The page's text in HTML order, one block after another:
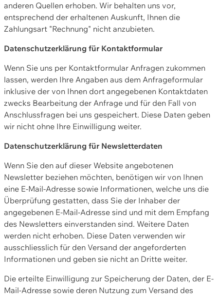
anderen Quellen erhoben. Wir behalten uns vor,
entsprechend der erhaltenen Auskunft, Ihnen die
Zahlungsart "Rechnung" nicht anzubieten.
Datenschutzerklärung für Kontaktformular
Wenn Sie uns per Kontaktformular Anfragen zukommen
lassen, werden Ihre Angaben aus dem Anfrageformular
inklusive der von Ihnen dort angegebenen Kontaktdaten
zwecks Bearbeitung der Anfrage und für den Fall von
Anschlussfragen bei uns gespeichert. Diese Daten geben
wir nicht ohne Ihre Einwilligung weiter.
Datenschutzerklärung für Newsletterdaten
Wenn Sie den auf dieser Website angebotenen
Newsletter beziehen möchten, benötigen wir von Ihnen
eine E-Mail-Adresse sowie Informationen, welche uns die
Überprüfung gestatten, dass Sie der Inhaber der
angegebenen E-Mail-Adresse sind und mit dem Empfang
des Newsletters einverstanden sind. Weitere Daten
werden nicht erhoben. Diese Daten verwenden wir
ausschliesslich für den Versand der angeforderten
Informationen und geben sie nicht an Dritte weiter.
Die erteilte Einwilligung zur Speicherung der Daten, der E-
Mail-Adresse sowie deren Nutzung zum Versand des